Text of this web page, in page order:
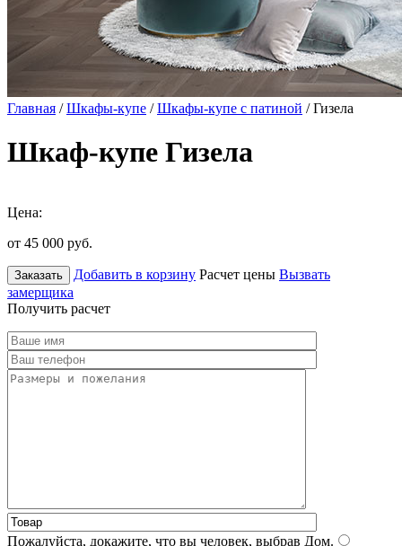
Главная /Шкафы-купе /Шкафы-купе с патиной / Гизела
Шкаф-купе Гизела
Цена:
от 45 000 руб.
Заказать Добавить в корзину Расчет цены Вызвать
замерщика
Получить расчет
Пожалуйста, докажите, что вы человек, выбрав Дом.